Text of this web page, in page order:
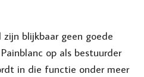
zijn blijkbaar geen goede
op als bestuurder
in die functie onder meer